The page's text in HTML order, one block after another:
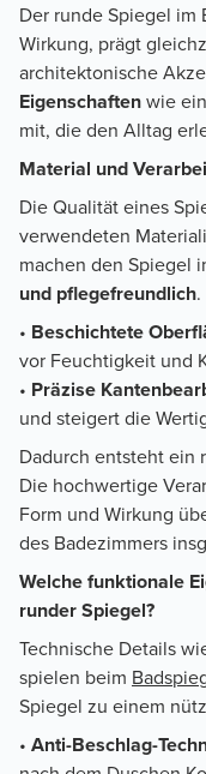
Der runde Spiegel
Wirkung, prägt
architektonische
Eigenschaftenwie
mit, die den Alltag
Material und
Die Qualität eines
verwendeten
machen den Spiegel
und pflegefreundlich.
• Beschichtete
vor Feuchtigkeit und
• Präzise
und steigert die
Dadurch entsteht ein
Die hochwertige
Form und Wirkung
des Badezimmers
Welche funktionale
runder Spiegel?
Technische Details
spielen beim
Spiegel zu einem
• Anti-Beschlag-